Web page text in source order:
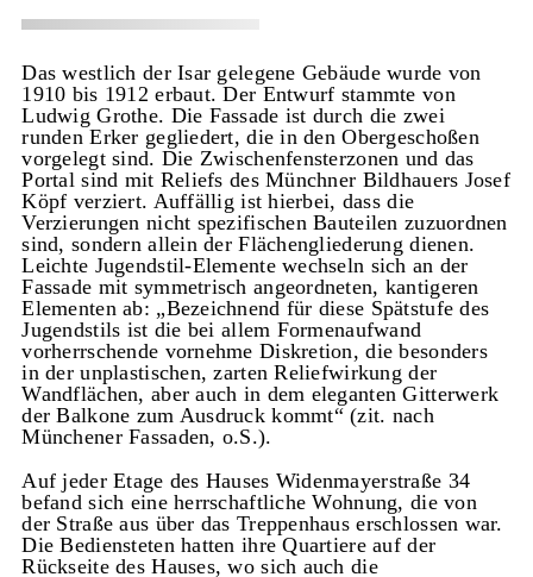
Das westlich der Isar gelegene Gebäude wurde von
1910 bis 1912 erbaut. Der Entwurf stammte von
Ludwig Grothe. Die Fassade ist durch die zwei
runden Erker gegliedert, die in den Obergeschoßen
vorgelegt sind. Die Zwischenfensterzonen und das
Portal sind mit Reliefs des Münchner Bildhauers Josef
Köpf verziert. Auffällig ist hierbei, dass die
Verzierungen nicht spezifischen Bauteilen zuzuordnen
sind, sondern allein der Flächengliederung dienen.
Leichte Jugendstil-Elemente wechseln sich an der
Fassade mit symmetrisch angeordneten, kantigeren
Elementen ab: „Bezeichnend für diese Spätstufe des
Jugendstils ist die bei allem Formenaufwand
vorherrschende vornehme Diskretion, die besonders
in der unplastischen, zarten Reliefwirkung der
Wandflächen, aber auch in dem eleganten Gitterwerk
der Balkone zum Ausdruck kommt“ (zit. nach
Münchener Fassaden, o.S.).
Auf jeder Etage des Hauses Widenmayerstraße 34
befand sich eine herrschaftliche Wohnung, die von
der Straße aus über das Treppenhaus erschlossen war.
Die Bediensteten hatten ihre Quartiere auf der
Rückseite des Hauses, wo sich auch die